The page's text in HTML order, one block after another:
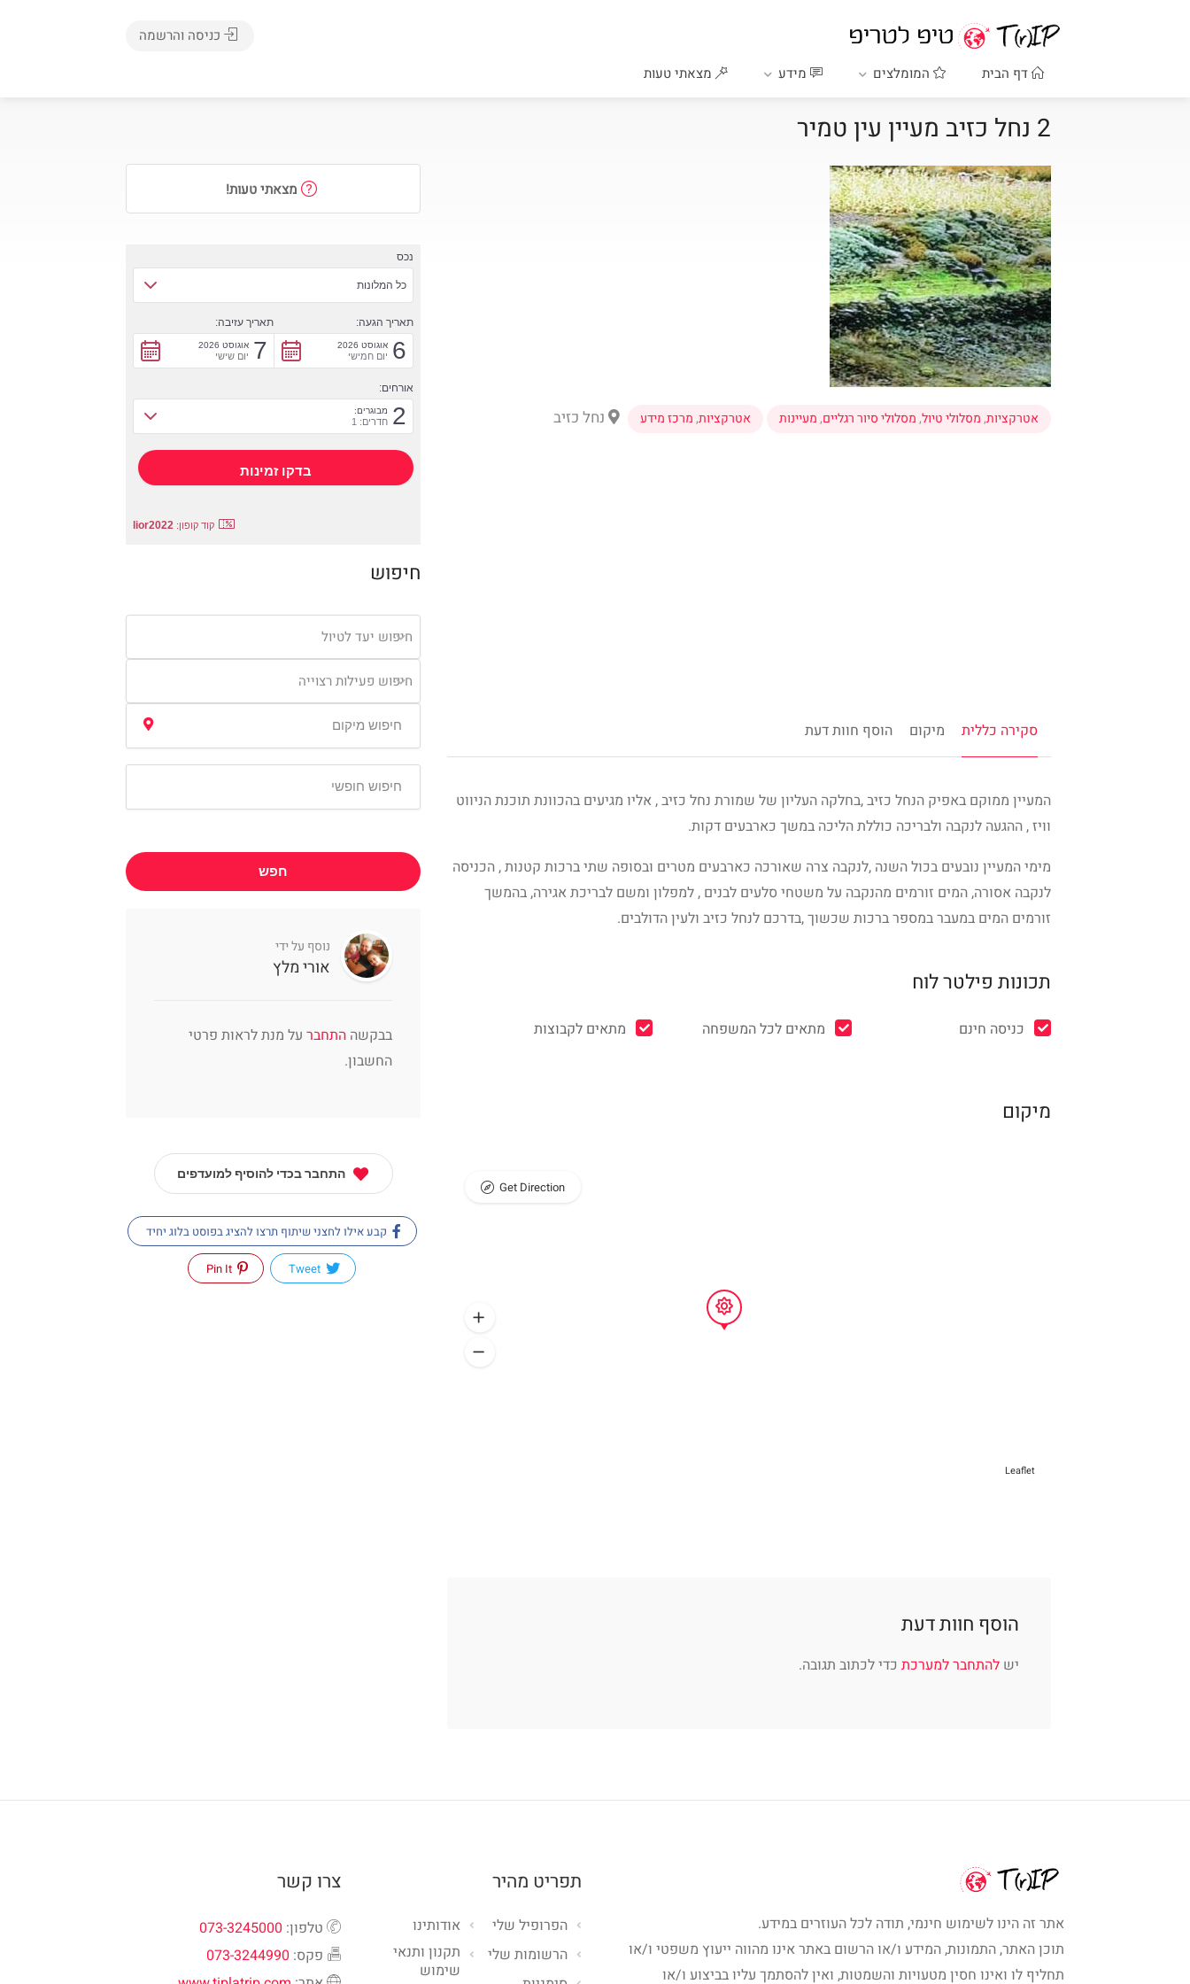
דף הבית המומלצים מידע מצאתי טעות
כניסה והרשמה
2 נחל כזיב מעיין עין טמיר
אטרקציות,מסלולי טיול,מסלולי סיור רגליים,מעיינות אטרקציות,מרכז מידע נחל כזיב
סקירה כללית מיקום הוסף חוות דעת
המעיין ממוקם באפיק הנחל כזיב ,בחלקה העליון של שמורת נחל כזיב , אליו מגיעים בהכוונת תוכנת הניווט
וויז , ההגעה לנקבה ולבריכה כוללת הליכה במשך כארבעים דקות.
מימי המעיין נובעים בכול השנה ,לנקבה צרה שאורכה כארבעים מטרים ובסופה שתי ברכות קטנות , הכניסה
לנקבה אסורה, המים זורמים מהנקבה על משטחי סלעים לבנים , למפלון ומשם לבריכת אגירה, בהמשך
זורמים המים במעבר במספר ברכות שכשוך ,בדרכם לנחל כזיב ולעין הדולבים.
תכונות פילטר לוח
כניסה חינם מתאים לכל המשפחה מתאים לקבוצות
מיקום
Leaflet
Get Direction
הוסף חוות דעת
יש להתחבר למערכת כדי לכתוב תגובה.
מצאתי טעות!
נכס
כל המלונות
תאריך הגעה:
6 אוגוסט 2026
יום חמישי
תאריך עזיבה:
7 אוגוסט 2026
יום שישי
אורחים:
2 מבוגרים:
חדרים: 1
קוד קופון: lior2022
חיפוש
חיפוש יעד לטיול
חיפוש פעילות רצוייה
חפש
נוסף על ידי
אורי מלץ
בבקשה התחבר על מנת לראות פרטי
החשבון.
התחבר בכדי להוסיף למועדפים
קבע אילו לחצני שיתוף תרצו להציג בפוסט בלוג יחיד
אתר זה הינו לשימוש חינמי, תודה לכל העוזרים במידע.
תוכן האתר, התמונות, המידע ו/או הרשום באתר אינו מהווה ייעוץ משפטי ו/או
תחליף לו ואינו חסין מטעויות והשמטות, ואין להסתמך עליו בביצוע ו/או
תפריט מהיר
אודותינו
תקנון ותנאי
שימוש
הפרופיל שלי
הרשומות שלי
צרו קשר
טלפון: 073-3245000
פקס: 073-3244990